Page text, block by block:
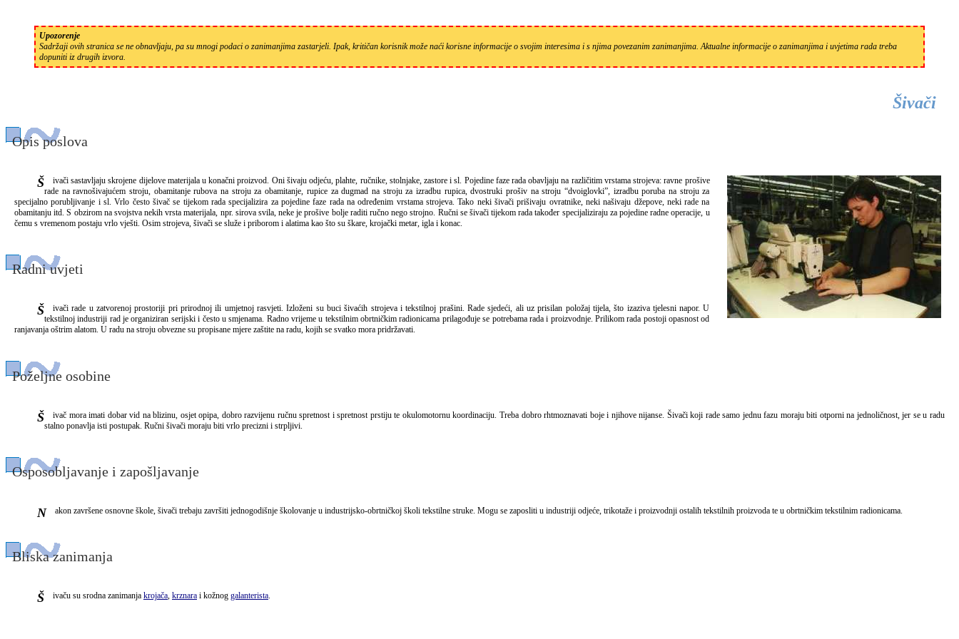
Upozorenje
Sadržaji ovih stranica se ne obnavljaju, pa su mnogi podaci o zanimanjima zastarjeli. Ipak, kritičan korisnik može naći korisne informacije o svojim interesima i s njima povezanim zanimanjima. Aktualne informacije o zanimanjima i uvjetima rada treba
dopuniti iz drugih izvora.
Šivači
Opis poslova
Šivači sastavljaju skrojene dijelove materijala u konačni proizvod. Oni šivaju odjeću, plahte, ručnike, stolnjake, zastore i sl. Pojedine faze rada obavljaju na različitim vrstama strojeva: ravne prošive
rade na ravnošivajućem stroju, obamitanje rubova na stroju za obamitanje, rupice za dugmad na stroju za izradbu rupica, dvostruki prošiv na stroju “dvoiglovki”, izradbu poruba na stroju za
specijalno porubljivanje i sl. Vrlo često šivač se tijekom rada specijalizira za pojedine faze rada na određenim vrstama strojeva. Tako neki šivači prišivaju ovratnike, neki našivaju džepove, neki rade na
obamitanju itd. S obzirom na svojstva nekih vrsta materijala, npr. sirova svila, neke je prošive bolje raditi ručno nego strojno. Ručni se šivači tijekom rada također specijaliziraju za pojedine radne operacije, u
čemu s vremenom postaju vrlo vješti. Osim strojeva, šivači se služe i priborom i alatima kao što su škare, krojački metar, igla i konac.
Radni uvjeti
Šivači rade u zatvorenoj prostoriji pri prirodnoj ili umjetnoj rasvjeti. Izloženi su buci šivaćih strojeva i tekstilnoj prašini. Rade sjedeći, ali uz prisilan položaj tijela, što izaziva tjelesni napor. U
tekstilnoj industriji rad je organiziran serijski i često u smjenama. Radno vrijeme u tekstilnim obrtničkim radionicama prilagođuje se potrebama rada i proizvodnje. Prilikom rada postoji opasnost od
ranjavanja oštrim alatom. U radu na stroju obvezne su propisane mjere zaštite na radu, kojih se svatko mora pridržavati.
Poželjne osobine
Šivač mora imati dobar vid na blizinu, osjet opipa, dobro razvijenu ručnu spretnost i spretnost prstiju te okulomotornu koordinaciju. Treba dobro rhtmoznavati boje i njihove nijanse. Šivači koji rade samo jednu fazu moraju biti otporni na jednoličnost, jer se u radu
stalno ponavlja isti postupak. Ručni šivači moraju biti vrlo precizni i strpljivi.
Osposobljavanje i zapošljavanje
Nakon završene osnovne škole, šivači trebaju završiti jednogodišnje školovanje u industrijsko-obrtničkoj školi tekstilne struke. Mogu se zaposliti u industriji odjeće, trikotaže i proizvodnji ostalih tekstilnih proizvoda te u obrtničkim tekstilnim radionicama.
Bliska zanimanja
Šivaču su srodna zanimanja krojača, krznara i kožnog galanterista.